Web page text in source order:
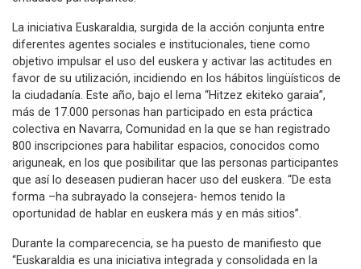
La iniciativa Euskaraldia, surgida de la acción conjunta entre
diferentes agentes sociales e institucionales, tiene como
objetivo impulsar el uso del euskera y activar las actitudes en
favor de su utilización, incidiendo en los hábitos lingüísticos de
la ciudadanía. Este año, bajo el lema “Hitzez ekiteko garaia”,
más de 17.000 personas han participado en esta práctica
colectiva en Navarra, Comunidad en la que se han registrado
800 inscripciones para habilitar espacios, conocidos como
ariguneak, en los que posibilitar que las personas participantes
que así lo deseasen pudieran hacer uso del euskera. “De esta
forma –ha subrayado la consejera- hemos tenido la
oportunidad de hablar en euskera más y en más sitios”.
Durante la comparecencia, se ha puesto de manifiesto que
“Euskaraldia es una iniciativa integrada y consolidada en la